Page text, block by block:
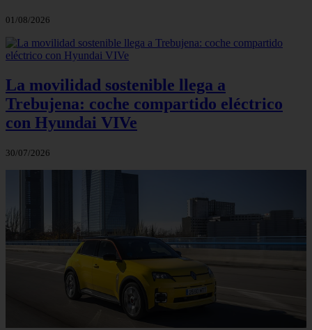
01/08/2026
La movilidad sostenible llega a
Trebujena: coche compartido eléctrico
con Hyundai VIVe
30/07/2026